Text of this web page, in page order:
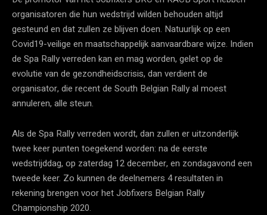
organisatoren die hun wedstrijd wilden behouden altijd
gesteund en dat zullen ze blijven doen. Natuurlijk op een
Covid19-veilige en maatschappelijk aanvaardbare wijze. Indien
de Spa Rally verreden kan en mag worden, gelet op de
evolutie van de gezondheidscrisis, dan verdient de
organisator, die recent de South Belgian Rally al moest
annuleren, alle steun.
Als de Spa Rally verreden wordt, dan zullen er uitzonderlijk
twee keer punten toegekend worden: na de eerste
wedstrijddag, op zaterdag 12 december, en zondagavond een
tweede keer. Zo kunnen de deelnemers 4 resultaten in
rekening brengen voor het Jobfixers Belgian Rally
Championship 2020.